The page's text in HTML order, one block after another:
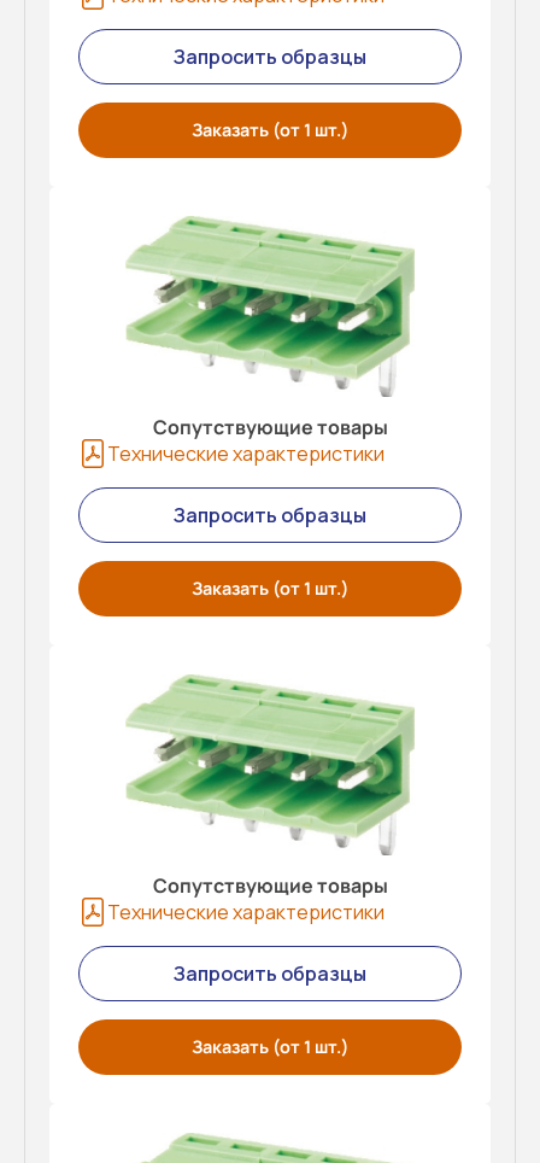
Запросить образцы
Заказать (от 1 шт.)
Сопутствующие товары
Технические характеристики
Запросить образцы
Заказать (от 1 шт.)
Сопутствующие товары
Технические характеристики
Запросить образцы
Заказать (от 1 шт.)